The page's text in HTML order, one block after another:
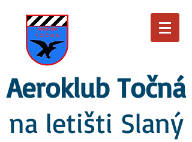
Aeroklub Točná
na letišti Slaný